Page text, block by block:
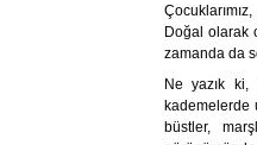
Doğal olarak
zamanda da
Ne yazık ki,
kademelerde
büstler,